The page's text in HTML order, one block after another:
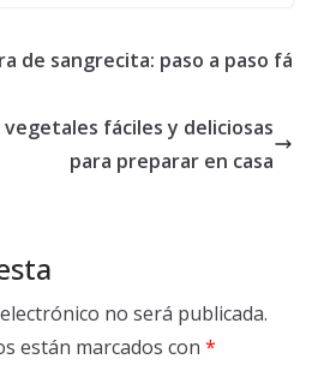
de sangrecita: paso a paso fá
fáciles y deliciosas
para preparar en casa
no será publicada.
están marcados con *